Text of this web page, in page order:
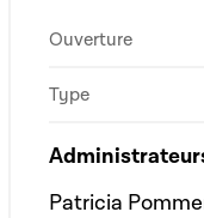
Ouverture
Type
Patricia